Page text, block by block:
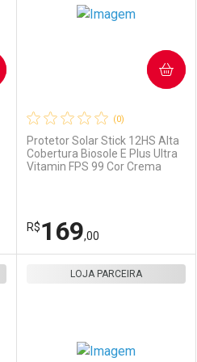
Comprar sem Desconto
Por R$ 165,00/cada
Por R$ 165,00/cada
(0)
Protetor Solar Stick 12HS Alta
Cobertura Biosole E Plus Ultra
Vitamin FPS 99 Cor Crema
R$169,00
COMPRAR
LOJA PARCEIRA